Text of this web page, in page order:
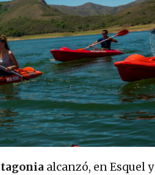
alcanzó, en Esquel y